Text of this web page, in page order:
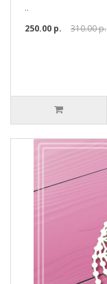
..
250.00 р.
310.00 р.